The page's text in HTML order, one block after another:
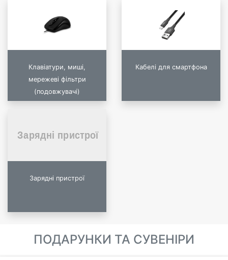
Клавіатури, миші,
мережеві фільтри
(подовжувачі)
Кабелі для смартфона
Зарядні пристрої
ПОДАРУНКИ ТА СУВЕНІРИ